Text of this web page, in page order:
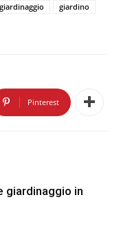
giardinaggio
giardino
Pinterest
giardinaggio in